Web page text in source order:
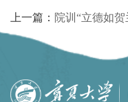
上一篇： 院训“立德如